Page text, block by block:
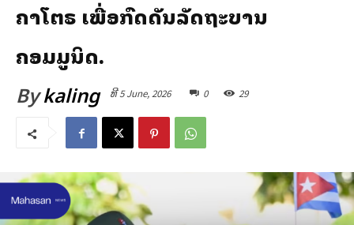
ຄາສໂຕຣ ເພື່ອກົດດັນລັດຖະບານ
ຄອມມູນິດ.
Bykaling ທີ 5 June, 2026 0 29